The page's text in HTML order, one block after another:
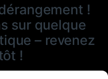
!
sur quelque
– revenez
!